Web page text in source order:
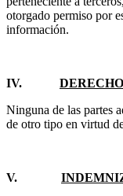
otorgado permiso por
información.
IV.
Ninguna de las partes
de otro tipo en virtud
V.